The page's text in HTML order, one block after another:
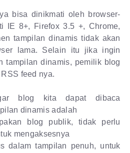
bisa dinikmati oleh browser-
IE 8+, Firefox 3.5 +, Chrome,
tampilan dinamis tidak akan
lama. Selain itu jika ingin
tampilan dinamis, pemilik blog
feed nya.
blog kita dapat dibaca
dinamis adalah
blog publik, tidak perlu
mengaksesnya
dalam tampilan penuh, untuk